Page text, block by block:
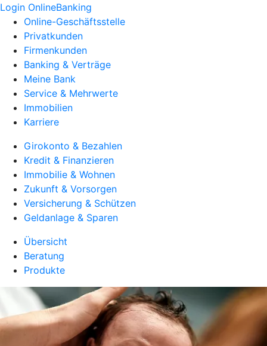
Login OnlineBanking
Online-Geschäftsstelle
Privatkunden
Firmenkunden
Banking & Verträge
Meine Bank
Service & Mehrwerte
Immobilien
Karriere
Girokonto & Bezahlen
Kredit & Finanzieren
Immobilie & Wohnen
Zukunft & Vorsorgen
Versicherung & Schützen
Geldanlage & Sparen
Übersicht
Beratung
Produkte